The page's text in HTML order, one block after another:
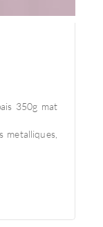
350g mat
metalliques,